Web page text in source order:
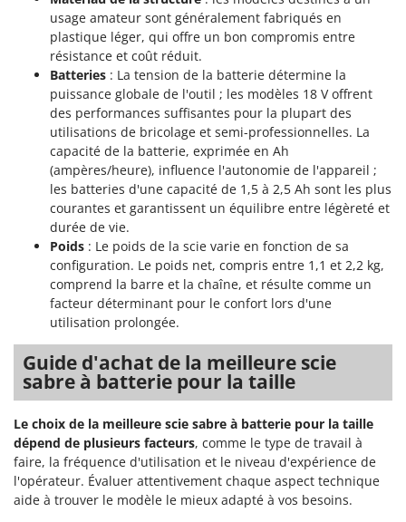
Volpi
Waldner
Weber
WIDU
Wiper EcoRobot
Wolf Garten
Wortex
Worx
Yard Force
Zanon
Zephir
ZGrills
Zodiac
Zomax
usage amateur sont généralement fabriqués en
plastique léger, qui offre un bon compromis entre
résistance et coût réduit.
Batteries : La tension de la batterie détermine la
puissance globale de l'outil ; les modèles 18 V offrent
des performances suffisantes pour la plupart des
utilisations de bricolage et semi-professionnelles. La
capacité de la batterie, exprimée en Ah
(ampères/heure), influence l'autonomie de l'appareil ;
les batteries d'une capacité de 1,5 à 2,5 Ah sont les plus
courantes et garantissent un équilibre entre légèreté et
durée de vie.
Poids : Le poids de la scie varie en fonction de sa
configuration. Le poids net, compris entre 1,1 et 2,2 kg,
comprend la barre et la chaîne, et résulte comme un
facteur déterminant pour le confort lors d'une
utilisation prolongée.
Guide d'achat de la meilleure scie
sabre à batterie pour la taille
Le choix de la meilleure scie sabre à batterie pour la taille
dépend de plusieurs facteurs, comme le type de travail à
faire, la fréquence d'utilisation et le niveau d'expérience de
l'opérateur. Évaluer attentivement chaque aspect technique
aide à trouver le modèle le mieux adapté à vos besoins.